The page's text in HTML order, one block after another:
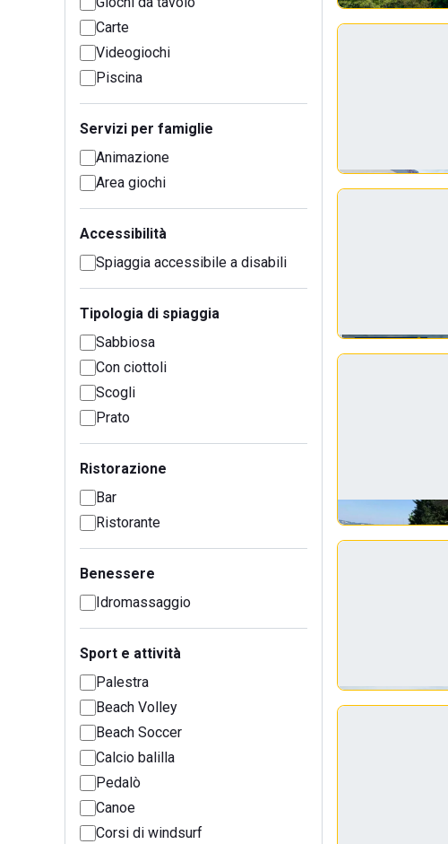
Carte
Videogiochi
Piscina
Servizi per famiglie
Animazione
Area giochi
Accessibilità
Spiaggia accessibile a disabili
Tipologia di spiaggia
Sabbiosa
Con ciottoli
Scogli
Prato
Ristorazione
Bar
Ristorante
Benessere
Idromassaggio
Sport e attività
Palestra
Beach Volley
Beach Soccer
Calcio balilla
Pedalò
Canoe
Corsi di windsurf